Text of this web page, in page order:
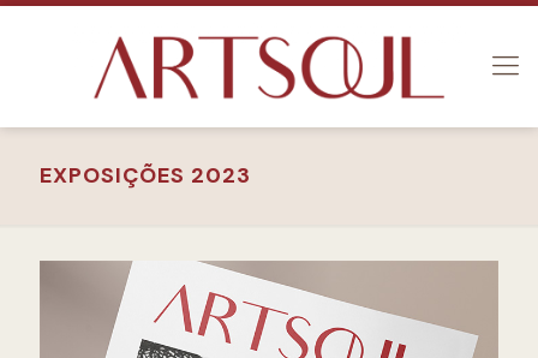
EXPOSIÇÕES 2023